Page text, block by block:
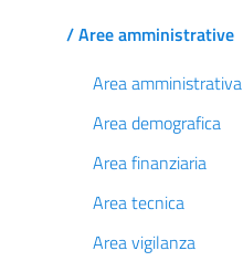
/ Aree amministrative
Area amministrativa
Area demografica
Area finanziaria
Area tecnica
Area vigilanza